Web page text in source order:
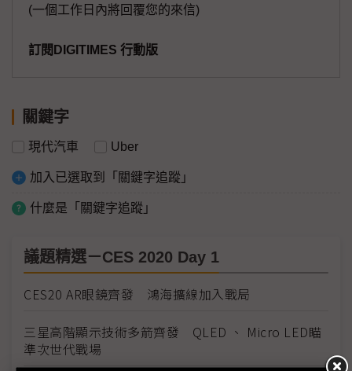
(一個工作日內將回覆您的來信)
訂閱DIGITIMES 行動版
關鍵字
現代汽車 Uber
加入已選取到「關鍵字追蹤」
什麼是「關鍵字追蹤」
議題精選－CES 2020 Day 1
CES20 AR眼鏡齊發 鴻海擴線加入戰局
三星高階顯示技術多箭齊發 QLED 、 Micro LED瞄
準次世代戰場